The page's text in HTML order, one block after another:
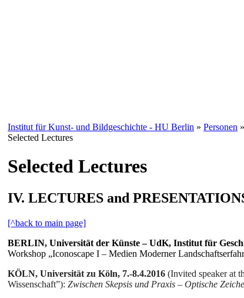
Institut für Kunst- und Bildgeschichte - HU Berlin » Personen »
Selected Lectures
Selected Lectures
IV. LECTURES and
[^back to main page]
BERLIN, Universität der Künste – UdK, Institut für
Workshop „Iconoscape I – Medien Moderner
KÖLN, Universität zu Köln, 7.-8.4.2016 (Invited speaker at
Wissenschaft”): Zwischen Skepsis und Praxis – Optische